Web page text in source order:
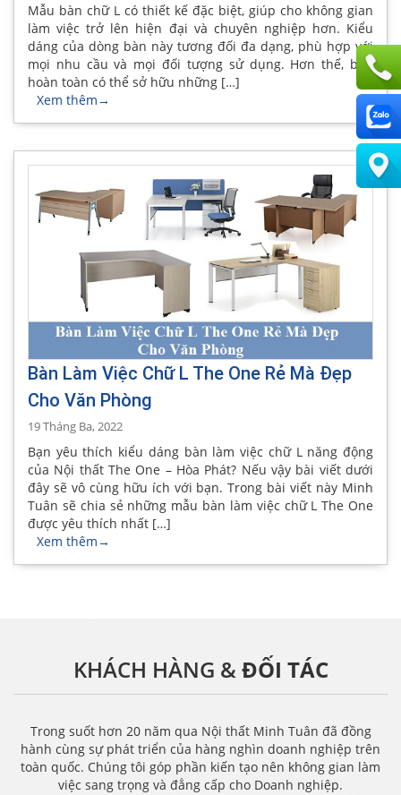
Mẫu bàn chữ L có thiết kế đặc biệt, giúp cho không gian
làm việc trở lên hiện đại và chuyên nghiệp hơn. Kiểu
dáng của dòng bàn này tương đối đa dạng, phù hợp với
mọi nhu cầu và mọi đối tượng sử dụng. Hơn thế, bạn
hoàn toàn có thể sở hữu những […]
Xem thêm→
Bàn Làm Việc Chữ L The One Rẻ Mà Đẹp
Cho Văn Phòng
19 Tháng Ba, 2022
Bạn yêu thích kiểu dáng bàn làm việc chữ L năng động
của Nội thất The One – Hòa Phát? Nếu vậy bài viết dưới
đây sẽ vô cùng hữu ích với bạn. Trong bài viết này Minh
Tuân sẽ chia sẻ những mẫu bàn làm việc chữ L The One
được yêu thích nhất […]
Xem thêm→
KHÁCH HÀNG &ĐỐI TÁC
Trong suốt hơn 20 năm qua Nội thất Minh Tuân đã đồng
hành cùng sự phát triển của hàng nghìn doanh nghiệp trên
toàn quốc. Chúng tôi góp phần kiến tạo nên không gian làm
việc sang trọng và đẳng cấp cho Doanh nghiệp.